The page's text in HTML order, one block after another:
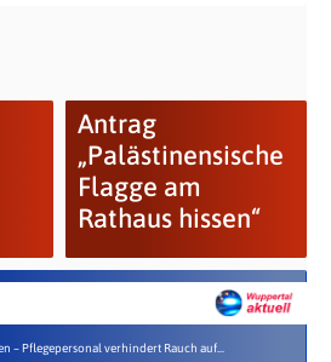
Antrag
„Palästinensische
Flagge am
Rathaus hissen“
– Pflegepersonal verhindert Rauch auf...